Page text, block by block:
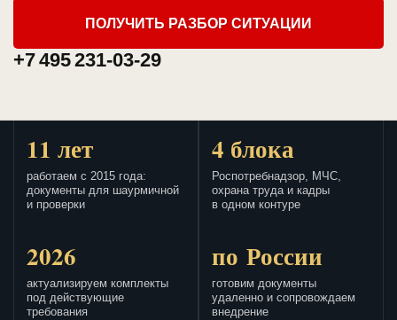
ПОЛУЧИТЬ РАЗБОР СИТУАЦИИ
+7 495 231-03-29
11 лет
работаем с 2015 года:
документы для шаурмичной
и проверки
4 блока
Роспотребнадзор, МЧС,
охрана труда и кадры
в одном контуре
2026
актуализируем комплекты
под действующие
требования
по России
готовим документы
удаленно и сопровождаем
внедрение